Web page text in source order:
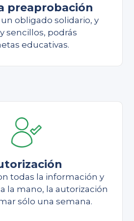
preaprobación
obligado solidario, y
sencillos, podrás
educativas.
todas la información y
la mano, la autorización
sólo una semana.